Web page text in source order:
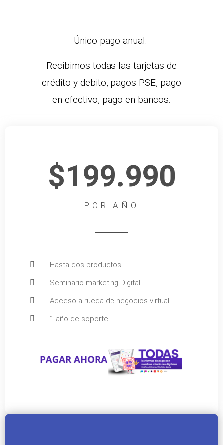
Único pago anual.
Recibimos todas las tarjetas de
crédito y debito, pagos PSE, pago
en efectivo, pago en bancos.
$199.990
POR AÑO
Hasta dos productos
Seminario marketing Digital
Acceso a rueda de negocios virtual
1 año de soporte